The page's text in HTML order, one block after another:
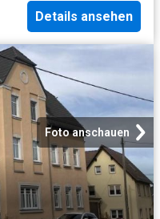
Details ansehen
Foto anschauen